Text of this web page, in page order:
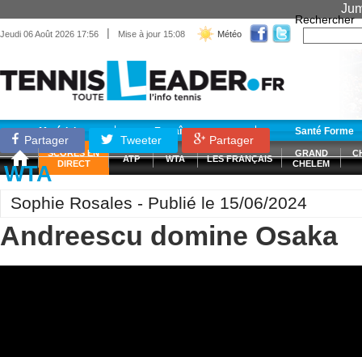
Jeudi 06 Août 2026 17:56 | Mise à jour 15:08 Météo
Rechercher
Matériel Entraînement Santé Forme
SCORES EN
DIRECT
ATP WTA LES FRANÇAIS
GRAND
CHELEM
Partager Tweeter Partager
WTA
Sophie Rosales - Publié le 15/06/2024
Andreescu domine Osaka